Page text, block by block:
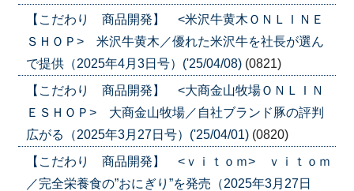
【こだわり 商品開発】 <米沢牛黄木ＯＮＬＩＮＥ
ＳＨＯＰ> 米沢牛黄木／優れた米沢牛を社長が選ん
で提供（2025年4月3日号）('25/04/08) (0821)
【こだわり 商品開発】 <大商金山牧場ＯＮＬＩＮ
ＥＳＨＯＰ> 大商金山牧場／自社ブランド豚の評判
広がる（2025年3月27日号）('25/04/01) (0820)
【こだわり 商品開発】 <ｖｉｔｏｍ> ｖｉｔｏｍ
／完全栄養食の”おにぎり”を発売（2025年3月27日